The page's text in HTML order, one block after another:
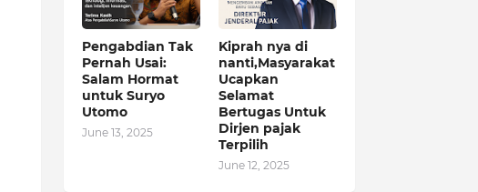
Pengabdian Tak
Pernah Usai:
Salam Hormat
untuk Suryo
Utomo
June 13, 2025
Kiprah nya di
nanti,Masyarakat
Ucapkan
Selamat
Bertugas Untuk
Dirjen pajak
Terpilih
June 12, 2025